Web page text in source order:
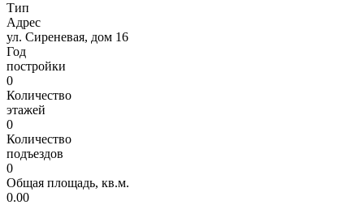
Тип
Адрес
ул. Сиреневая, дом 16
Год
постройки
0
Количество
этажей
0
Количество
подъездов
0
Общая площадь, кв.м.
0.00